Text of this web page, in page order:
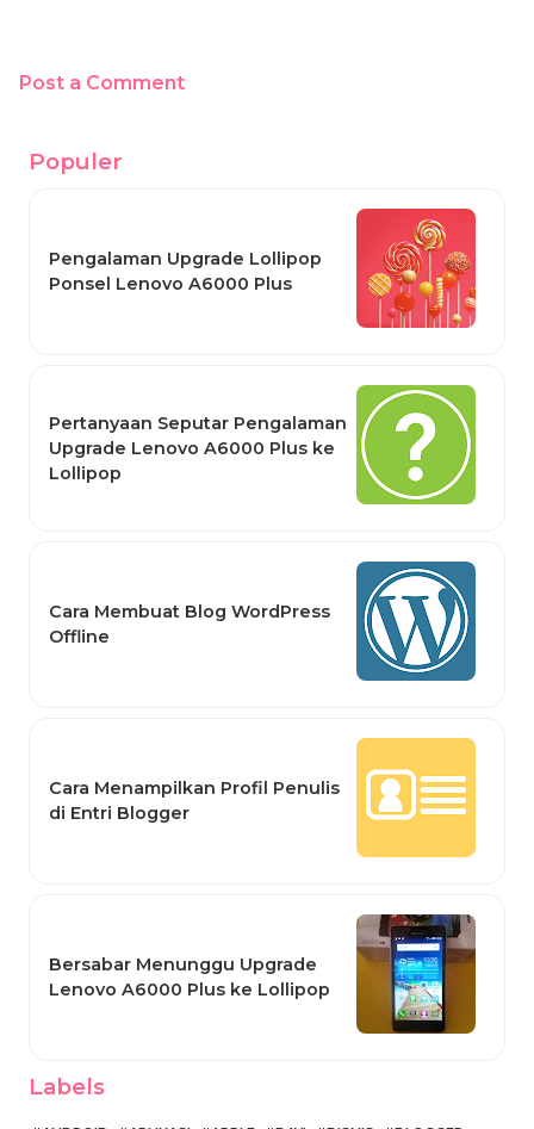
Post a Comment
Populer
Pengalaman Upgrade Lollipop
Ponsel Lenovo A6000 Plus
Pertanyaan Seputar Pengalaman
Upgrade Lenovo A6000 Plus ke
Lollipop
Cara Membuat Blog WordPress
Offline
Cara Menampilkan Profil Penulis
di Entri Blogger
Bersabar Menunggu Upgrade
Lenovo A6000 Plus ke Lollipop
Labels